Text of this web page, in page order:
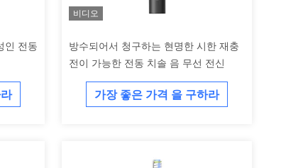
인 전동
비디오
방수되어서 청구하는 현명한 시한 재충
전이 가능한 전동 치솔 음 무선 전신
가장 좋은 가격 을 구하라